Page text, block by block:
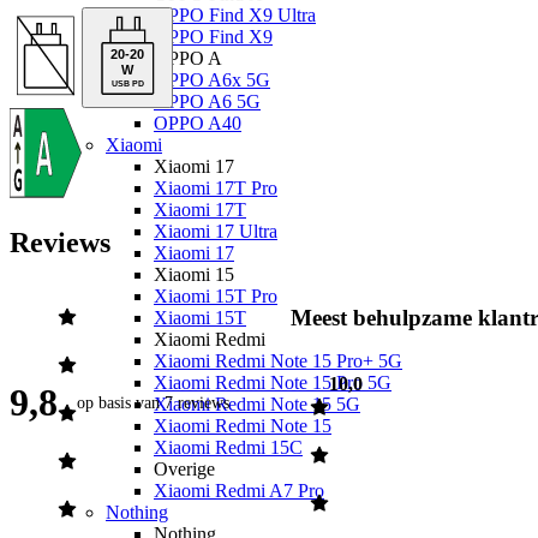
OPPO Find X9 Ultra
OPPO Find X9
OPPO A
OPPO A6x 5G
OPPO A6 5G
OPPO A40
Xiaomi
Xiaomi 17
Xiaomi 17T Pro
Xiaomi 17T
Xiaomi 17 Ultra
Xiaomi 17
Xiaomi 15
Xiaomi 15T Pro
Xiaomi 15T
Xiaomi Redmi
Xiaomi Redmi Note 15 Pro+ 5G
Xiaomi Redmi Note 15 Pro 5G
Xiaomi Redmi Note 15 5G
Xiaomi Redmi Note 15
Xiaomi Redmi 15C
Overige
Xiaomi Redmi A7 Pro
Nothing
Nothing
20-20
W
USB PD
Reviews
9,8 op basis van7 reviews
Meest behulpzame
10,0